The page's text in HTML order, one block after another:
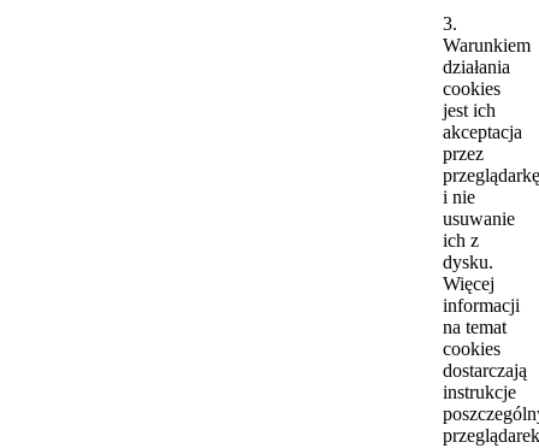
3.
Warunkiem
działania
cookies
jest ich
akceptacja
przez
przeglądarkę
i nie
usuwanie
ich z
dysku.
Więcej
informacji
na temat
cookies
dostarczają
instrukcje